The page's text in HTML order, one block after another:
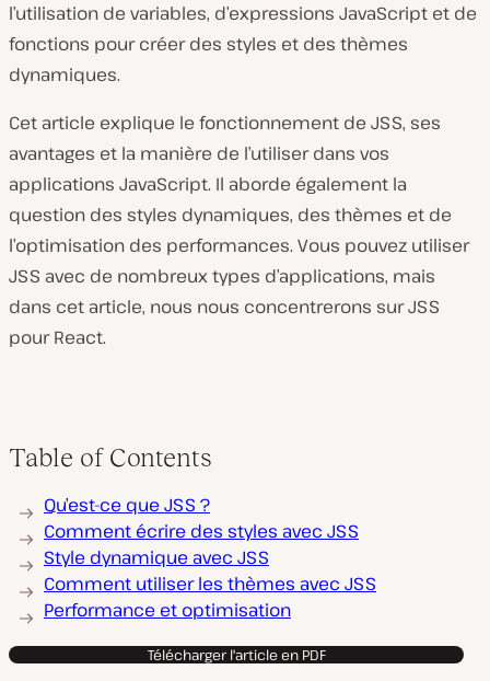
l’utilisation de variables, d’expressions JavaScript et de
fonctions pour créer des styles et des thèmes
dynamiques.
Cet article explique le fonctionnement de JSS, ses
avantages et la manière de l’utiliser dans vos
applications JavaScript. Il aborde également la
question des styles dynamiques, des thèmes et de
l’optimisation des performances. Vous pouvez utiliser
JSS avec de nombreux types d’applications, mais
dans cet article, nous nous concentrerons sur JSS
pour React.
Table of Contents
Qu’est-ce que JSS ?
Comment écrire des styles avec JSS
Style dynamique avec JSS
Comment utiliser les thèmes avec JSS
Performance et optimisation
Télécharger l'article en PDF